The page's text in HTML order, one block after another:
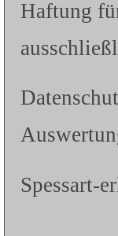
Haftung
Spessart-